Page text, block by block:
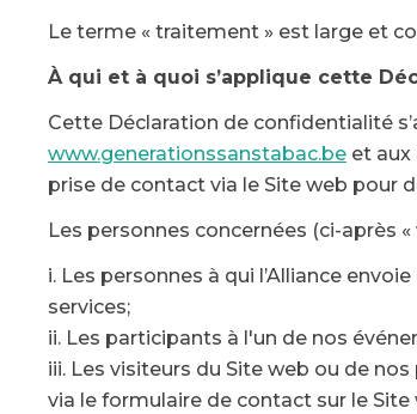
Le terme « traitement » est large et
À qui et à quoi s’applique cette
Cette Déclaration de confidentialité
www.generationssanstabac.be et aux
prise de contact via le Site web pour
Les personnes concernées (ci-après
i. Les personnes à qui l’Alliance
services;
ii. Les participants à l'un de nos
iii. Les visiteurs du Site web ou de
via le formulaire de contact sur le